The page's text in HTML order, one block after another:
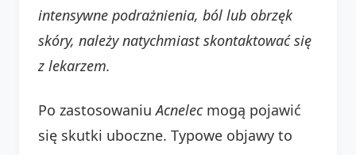
intensywne podrażnienia, ból lub obrzęk
skóry, należy natychmiast skontaktować się
z lekarzem.
Po zastosowaniuAcnelecmogą pojawić
się skutki uboczne. Typowe objawy to